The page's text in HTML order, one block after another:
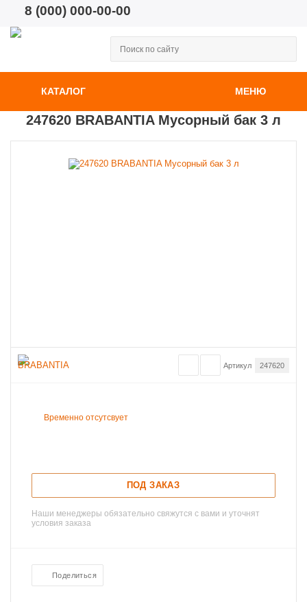
8 (000) 000-00-00
КАТАЛОГ МЕНЮ
247620 BRABANTIA Мусорный бак 3 л
Артикул 247620
Временно отсутсвует
ПОД ЗАКАЗ
Наши менеджеры обязательно свяжутся с вами и уточнят
условия заказа
Поделиться